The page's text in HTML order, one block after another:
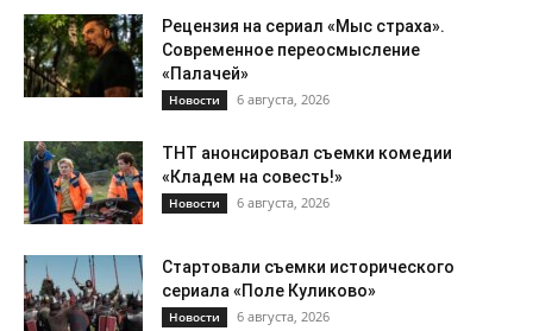
Рецензия на сериал «Мыс страха».
Современное переосмысление
«Палачей»
Новости 6 августа, 2026
ТНТ анонсировал съемки комедии
«Кладем на совесть!»
Новости 6 августа, 2026
Стартовали съемки исторического
сериала «Поле Куликово»
Новости 6 августа, 2026